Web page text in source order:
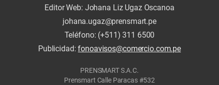
Editor Web: Johana Liz Ugaz Oscanoa
johana.ugaz@prensmart.pe
Teléfono: (+511) 311 6500
Publicidad:fonoavisos@comercio.com.pe
PRENSMART S.A.C.
Prensmart Calle Paracas #532